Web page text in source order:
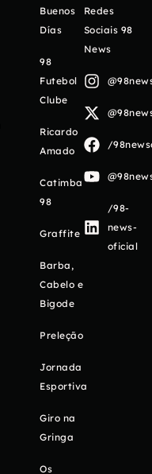
Buenos
Días
98
Futebol
Clube
Ricardo
Amado
Catimba
98
Graffite
Barba,
Cabelo e
Bigode
Preleção
Jornada
Esportiva
Giro na
Gringa
Os
Redes
Sociais 98
News
/
/98-
news-
oficial